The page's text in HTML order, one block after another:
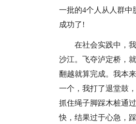
一批的4个人从人群中
成功了!
在社会实践中，
沙江。飞夺泸定桥，
翻越就算完成。我本
一个，我打了退堂鼓
抓住绳子脚踩木桩通
快，结果过于心急，